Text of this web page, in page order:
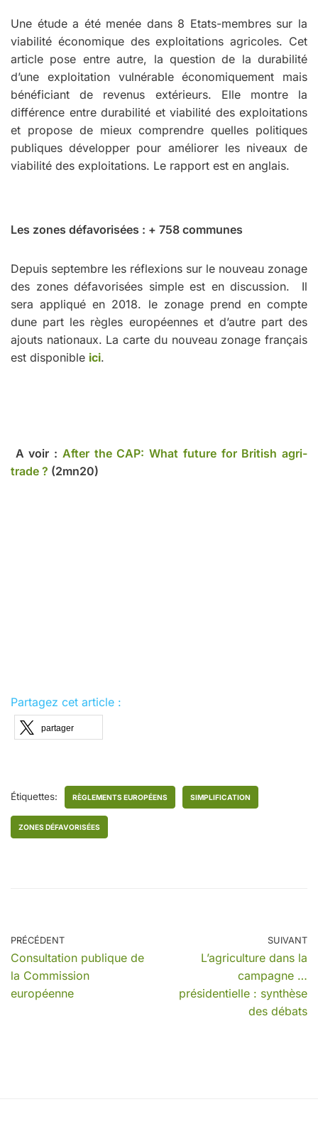
Une étude a été menée dans 8 Etats-membres sur la
viabilité économique des exploitations agricoles. Cet
article pose entre autre, la question de la durabilité
d’une exploitation vulnérable économiquement mais
bénéficiant de revenus extérieurs. Elle montre la
différence entre durabilité et viabilité des exploitations
et propose de mieux comprendre quelles politiques
publiques développer pour améliorer les niveaux de
viabilité des exploitations. Le rapport est en anglais.
Les zones défavorisées : + 758 communes
Depuis septembre les réflexions sur le nouveau zonage
des zones défavorisées simple est en discussion. Il
sera appliqué en 2018. le zonage prend en compte
dune part les règles européennes et d’autre part des
ajouts nationaux. La carte du nouveau zonage français
est disponible ici.
A voir : After the CAP: What future for British agri-
trade ? (2mn20)
Partagez cet article :
partager
Étiquettes: RÈGLEMENTS EUROPÉENS SIMPLIFICATION
ZONES DÉFAVORISÉES
PRÉCÉDENT
Consultation publique de
la Commission
européenne
SUIVANT
L’agriculture dans la
campagne …
présidentielle : synthèse
des débats